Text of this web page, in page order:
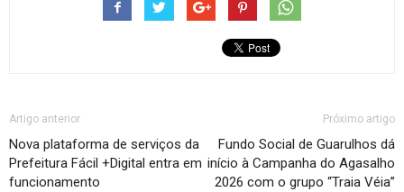
Artigo anterior
Nova plataforma de serviços da
Prefeitura Fácil +Digital entra em
funcionamento
Próximo artigo
Fundo Social de Guarulhos dá
início à Campanha do Agasalho
2026 com o grupo “Traia Véia”